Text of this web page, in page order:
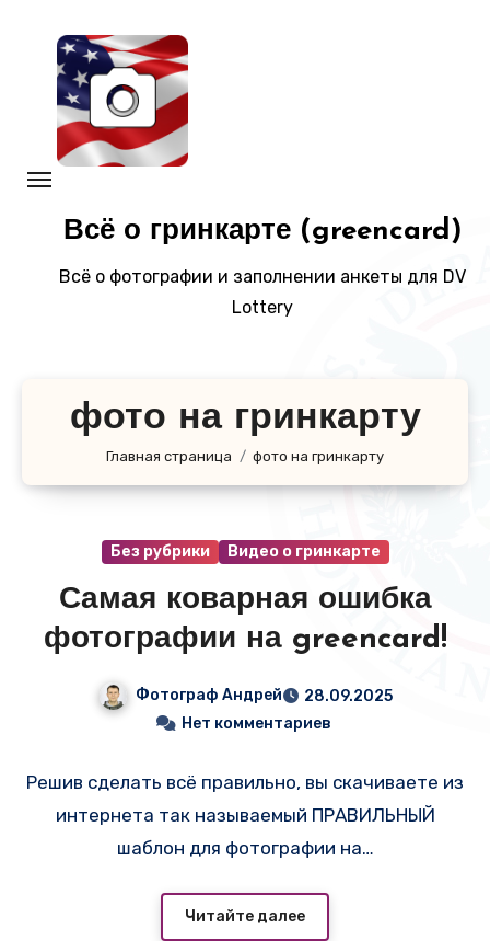
содержанию
Всё о гринкарте (greencard)
Всё о фотографии и заполнении анкеты для DV
Lottery
фото на гринкарту
Главная страница фото на гринкарту
Без рубрики Видео о гринкарте
Самая коварная ошибка
фотографии на greencard!
Фотограф Андрей
28.09.2025
Нет комментариев
Решив сделать всё правильно, вы скачиваете из
интернета так называемый ПРАВИЛЬНЫЙ
шаблон для фотографии на…
Читайте далее